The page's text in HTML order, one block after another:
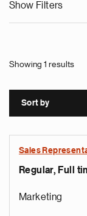
Show Filters
Showing 1 results
Sort by
Sales
Regular, Full
Marketing